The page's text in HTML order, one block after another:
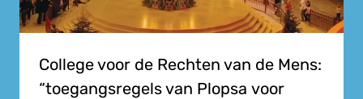
College voor de Rechten van de Mens:
“toegangsregels van Plopsa voor